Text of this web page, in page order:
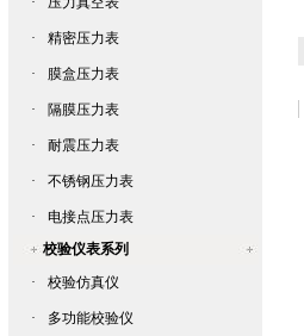
· 精密压力表
· 膜盒压力表
· 隔膜压力表
· 耐震压力表
· 不锈钢压力表
·
电接点压力表
校验仪表系列
·
校验仿真仪
· 多功能校验仪